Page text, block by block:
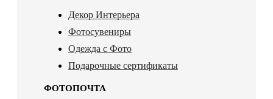
Декор Интерьера
Фотосувениры
Одежда с Фото
Подарочные сертификаты
ФОТОПОЧТА